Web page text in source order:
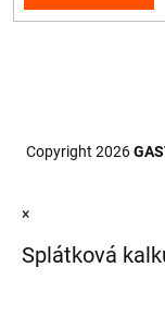
Copyright 2026
×
Splátková